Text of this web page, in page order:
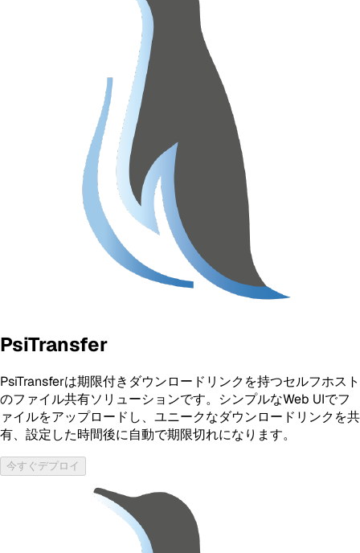
PsiTransfer
PsiTransferは期限付きダウンロードリンクを持つセルフホスト
のファイル共有ソリューションです。シンプルなWeb UIでフ
ァイルをアップロードし、ユニークなダウンロードリンクを共
有、設定した時間後に自動で期限切れになります。
今すぐデプロイ